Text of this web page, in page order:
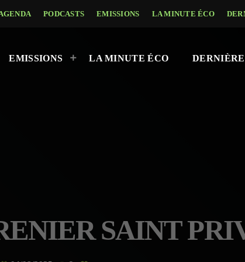
PODCASTS EMISSIONS LA MINUTE ÉCO
EMISSIONS LA MINUTE ÉCO
SAINT